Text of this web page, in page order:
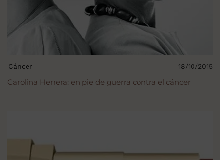
Carolina Herrera: en pie de guerra contra el cáncer
Cáncer 18/10/2015